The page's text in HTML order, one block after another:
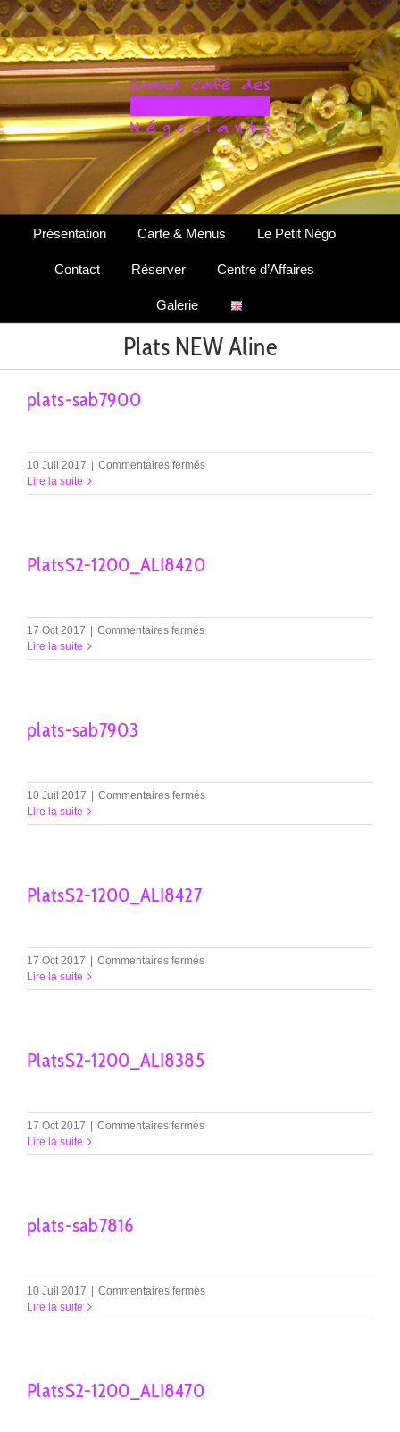
Passer
au
contenu
Présentation Carte & Menus Le Petit Négo
Contact Réserver Centre d’Affaires
Galerie
Plats NEW Aline
plats-sab7900
10 Juil 2017 Commentaires ferméssur
sab7900
Lire la suite
PlatsS2-1200_ALI8420
17 Oct 2017 Commentaires ferméssur
1200_ALI8420
Lire la suite
plats-sab7903
10 Juil 2017 Commentaires ferméssur
sab7903
Lire la suite
PlatsS2-1200_ALI8427
17 Oct 2017 Commentaires ferméssur
1200_ALI8427
Lire la suite
PlatsS2-1200_ALI8385
17 Oct 2017 Commentaires ferméssur
1200_ALI8385
Lire la suite
plats-sab7816
10 Juil 2017 Commentaires ferméssur
sab7816
Lire la suite
PlatsS2-1200_ALI8470